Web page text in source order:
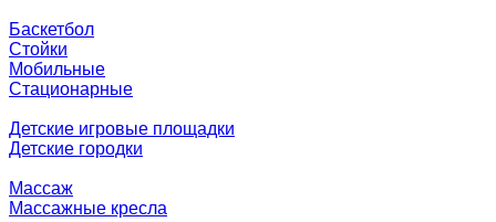
Баскетбол
Стойки
Мобильные
Стационарные
Детские игровые площадки
Детские городки
Массаж
Массажные кресла